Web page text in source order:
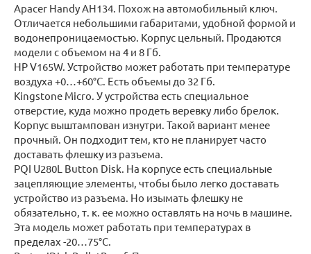
Apacer Handy AH134. Похож на автомобильный ключ.
Отличается небольшими габаритами, удобной формой и
водонепроницаемостью. Корпус цельный. Продаются
модели с объемом на 4 и 8 Гб.
HP V165W. Устройство может работать при температуре
воздуха +0…+60°С. Есть объемы до 32 Гб.
Kingstone Micro. У устройства есть специальное
отверстие, куда можно продеть веревку либо брелок.
Корпус выштампован изнутри. Такой вариант менее
прочный. Он подходит тем, кто не планирует часто
доставать флешку из разъема.
PQI U280L Button Disk. На корпусе есть специальные
зацепляющие элементы, чтобы было легко доставать
устройство из разъема. Но изымать флешку не
обязательно, т. к. ее можно оставлять на ночь в машине.
Эта модель может работать при температурах в
пределах -20…75°С.